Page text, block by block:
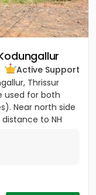
Active Support
Thrissur
used for both
Near north side
to NH